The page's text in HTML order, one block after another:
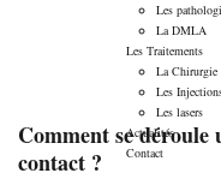
Les
La DMLA
Les Traitements
La Chirurgie
Les
Les lasers
Actualités
Contact
Comment se
contact ?